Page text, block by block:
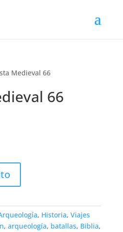
Medieval 66
66
, Historia, Viajes
, arqueología, batallas, Biblia,